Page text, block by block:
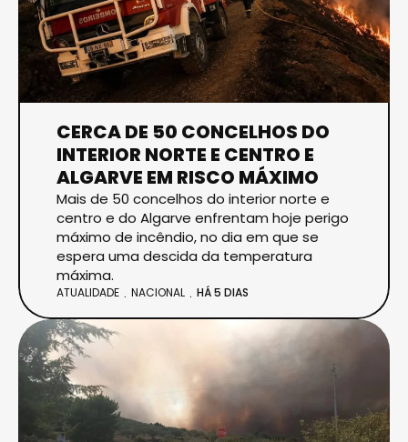
CERCA DE 50 CONCELHOS DO
INTERIOR NORTE E CENTRO E
ALGARVE EM RISCO MÁXIMO
Mais de 50 concelhos do interior norte e
centro e do Algarve enfrentam hoje perigo
máximo de incêndio, no dia em que se
espera uma descida da temperatura
máxima.
ATUALIDADE NACIONAL HÁ 5 DIAS